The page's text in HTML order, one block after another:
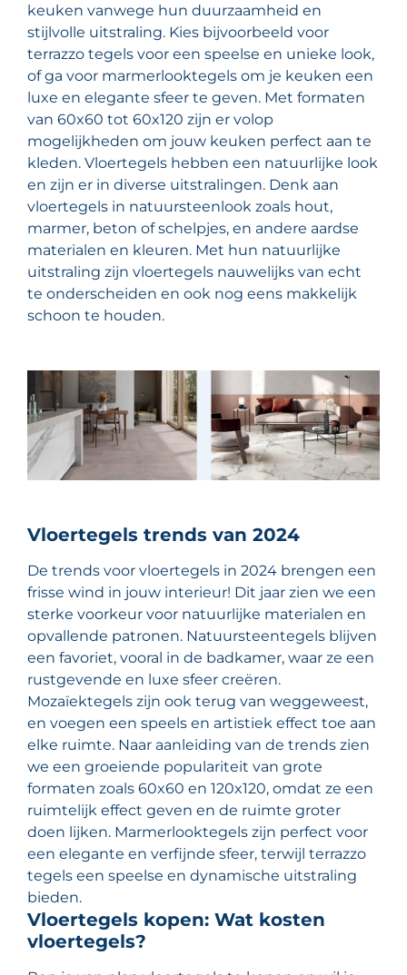
keuken vanwege hun duurzaamheid en
stijlvolle uitstraling. Kies bijvoorbeeld voor
terrazzo tegels voor een speelse en unieke look,
of ga voor marmerlooktegels om je keuken een
luxe en elegante sfeer te geven. Met formaten
van 60x60 tot 60x120 zijn er volop
mogelijkheden om jouw keuken perfect aan te
kleden. Vloertegels hebben een natuurlijke look
en zijn er in diverse uitstralingen. Denk aan
vloertegels in natuursteenlook zoals hout,
marmer, beton of schelpjes, en andere aardse
materialen en kleuren. Met hun natuurlijke
uitstraling zijn vloertegels nauwelijks van echt
te onderscheiden en ook nog eens makkelijk
schoon te houden.
Vloertegels trends van 2024
De trends voor vloertegels in 2024 brengen een
frisse wind in jouw interieur! Dit jaar zien we een
sterke voorkeur voor natuurlijke materialen en
opvallende patronen. Natuursteentegels blijven
een favoriet, vooral in de badkamer, waar ze een
rustgevende en luxe sfeer creëren.
Mozaïektegels zijn ook terug van weggeweest,
en voegen een speels en artistiek effect toe aan
elke ruimte. Naar aanleiding van de trends zien
we een groeiende populariteit van grote
formaten zoals 60x60 en 120x120, omdat ze een
ruimtelijk effect geven en de ruimte groter
doen lijken. Marmerlooktegels zijn perfect voor
een elegante en verfijnde sfeer, terwijl terrazzo
tegels een speelse en dynamische uitstraling
bieden.
Vloertegels kopen: Wat kosten
vloertegels?